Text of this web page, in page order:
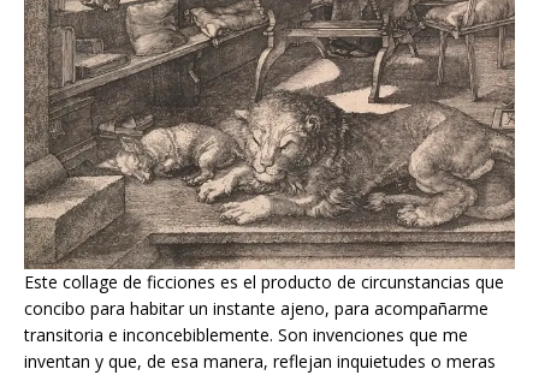
Este collage de ficciones es el producto de circunstancias que
concibo para habitar un instante ajeno, para acompañarme
transitoria e inconcebiblemente. Son invenciones que me
inventan y que, de esa manera, reflejan inquietudes o meras